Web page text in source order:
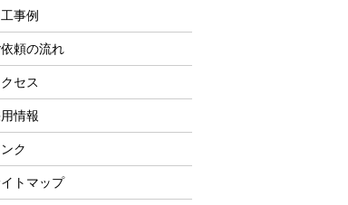
事例
頼の流れ
セス
情報
ク
トマップ